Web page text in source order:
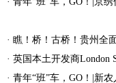
· 瞧！桥！古桥！贵州全
· 英国本土开发商London
· 青年“班”车，GO！|新